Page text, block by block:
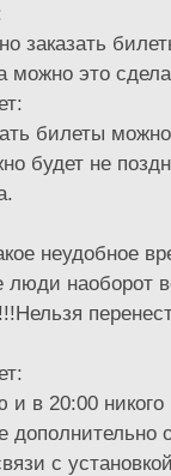
заказать
можно это
билеты
будет не
неудобное
люди наоборот
и в 20:00
дополнительно
с